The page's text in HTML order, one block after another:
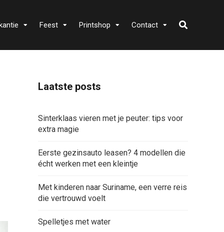
Feest Printshop Contact
Laatste posts
Sinterklaas vieren met je peuter: tips voor
extra magie
Eerste gezinsauto leasen? 4 modellen die
écht werken met een kleintje
Met kinderen naar Suriname, een verre reis
die vertrouwd voelt
Spelletjes met water